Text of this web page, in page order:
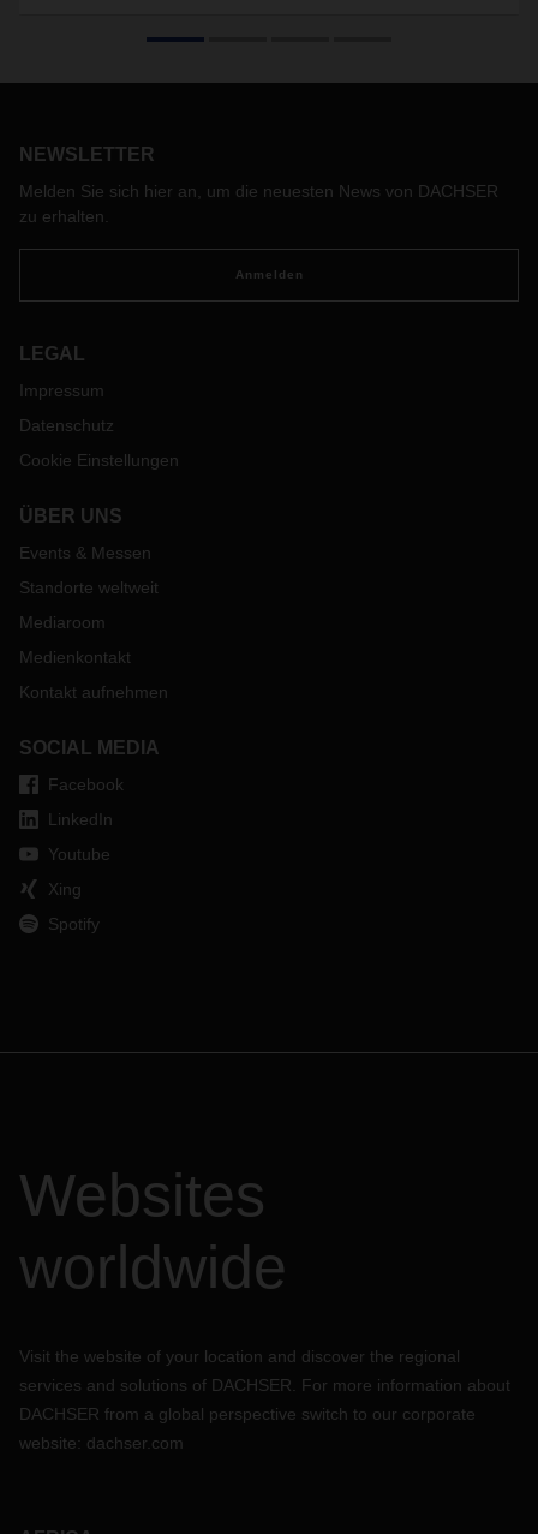
Belgien. Im Sommer begann der Ausbau der Umschlaghalle
NEWSLETTER
Melden Sie sich hier an, um die neuesten News von DACHSER
zu erhalten.
Anmelden
LEGAL
Impressum
Datenschutz
Cookie Einstellungen
ÜBER UNS
Events & Messen
Standorte weltweit
Mediaroom
Medienkontakt
Kontakt aufnehmen
SOCIAL MEDIA
Facebook
LinkedIn
Youtube
Xing
Spotify
Websites
worldwide
Visit the website of your location and discover the regional
services and solutions of DACHSER. For more information about
DACHSER from a global perspective switch to our corporate
website: dachser.com